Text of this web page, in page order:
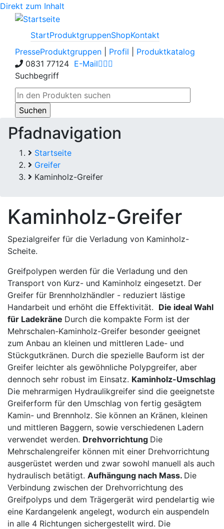
Direkt zum Inhalt
StartProduktgruppenShopKontakt
PresseProduktgruppen Profil
Produktkatalog
0831 77124 E-Mail
Suchbegriff
Pfadnavigation
Startseite
Greifer
Kaminholz-Greifer
Kaminholz-Greifer
Spezialgreifer für die Verladung von Kaminholz-
Scheite.
Greifpolypen werden für die Verladung und den
Transport von Kurz- und Kaminholz eingesetzt. Der
Greifer für Brennholzhändler - reduziert lästige
Handarbeit und erhöht die Effektivität. Die ideal Wahl
für Ladekräne Durch die kompakte Form ist der
Mehrschalen-Kaminholz-Greifer besonder geeignet
zum Anbau an kleinen und mittleren Lade- und
Stückgutkränen. Durch die spezielle Bauform ist der
Greifer leichter als gewöhnliche Polypgreifer, aber
dennoch sehr robust im Einsatz. Kaminholz-Umschlag
Die mehrarmigen Hydraulikgreifer sind die geeignetste
Greiferform für den Umschlag von fertig gesägtem
Kamin- und Brennholz. Sie können an Kränen, kleinen
und mittleren Baggern, sowie verschiedenen Ladern
verwendet werden. Drehvorrichtung Die
Mehrschalengreifer können mit einer Drehvorrichtung
ausgerüstet werden und zwar sowohl manuell als auch
hydraulisch betätigt. Aufhängung nach Mass. Die
Verbindung zwischen der Drehvorrichtung des
Greifpolyps und dem Trägergerät wird pendelartig wie
eine Kardangelenk angelegt, wodurch ein auspendeln
in alle 4 Richtungen sichergestellt wird. Die